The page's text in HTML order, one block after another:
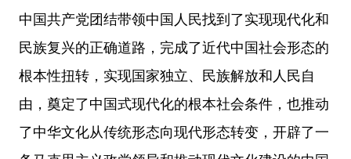
中国共产党团结带领中国人民找到了实现现代化和
民族复兴的正确道路，完成了近代中国社会形态的
根本性扭转，实现国家独立、民族解放和人民自
由，奠定了中国式现代化的根本社会条件，也推动
了中华文化从传统形态向现代形态转变，开辟了一